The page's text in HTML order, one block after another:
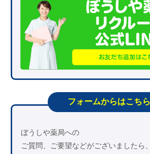
フォームからはこちら
ぼうしや薬局への
ご質問、ご要望などがございましたら、